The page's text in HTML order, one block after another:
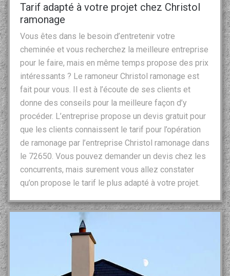
Tarif adapté à votre projet chez Christol
ramonage
Vous êtes dans le besoin d’entretenir votre
cheminée et vous recherchez la meilleure entreprise
pour le faire, mais en même temps propose des prix
intéressants ? Le ramoneur Christol ramonage est
fait pour vous. Il est à l’écoute de ses clients et
donne des conseils pour la meilleure façon d’y
procéder. L’entreprise propose un devis gratuit pour
que les clients connaissent le tarif pour l’opération
de ramonage par l’entreprise Christol ramonage dans
le 72650. Vous pouvez demander un devis chez les
concurrents, mais surement vous allez constater
qu’on propose le tarif le plus adapté à votre projet.